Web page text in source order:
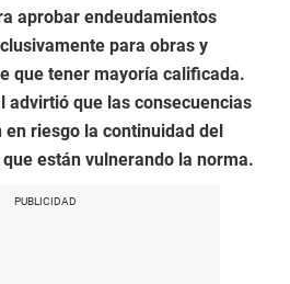
aprobar endeudamientos
para obras y
que tener mayoría calificada.
advirtió que las consecuencias
riesgo la continuidad del
están vulnerando la norma.